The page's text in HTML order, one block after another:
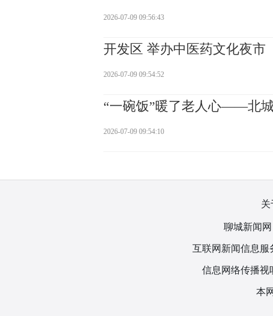
2026-07-09 09:56:43
开发区 举办中医药文化夜市
2026-07-09 09:54:52
“一碗饭”暖了老人心——北
2026-07-09 09:54:10
关
聊城新闻
互联网新闻信息服
信息网络传播视
本